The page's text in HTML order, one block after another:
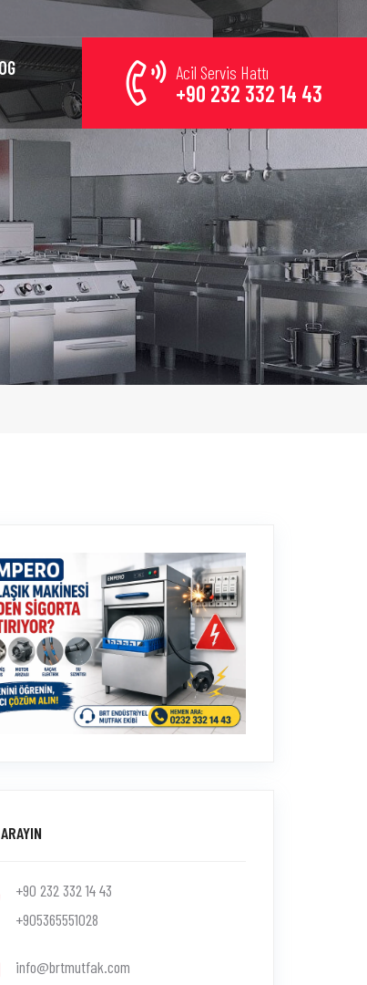
Acil Servis Hattı
+90 232 332 14 43
+90 232 332 14 43
+905365551028
info@brtmutfak.com